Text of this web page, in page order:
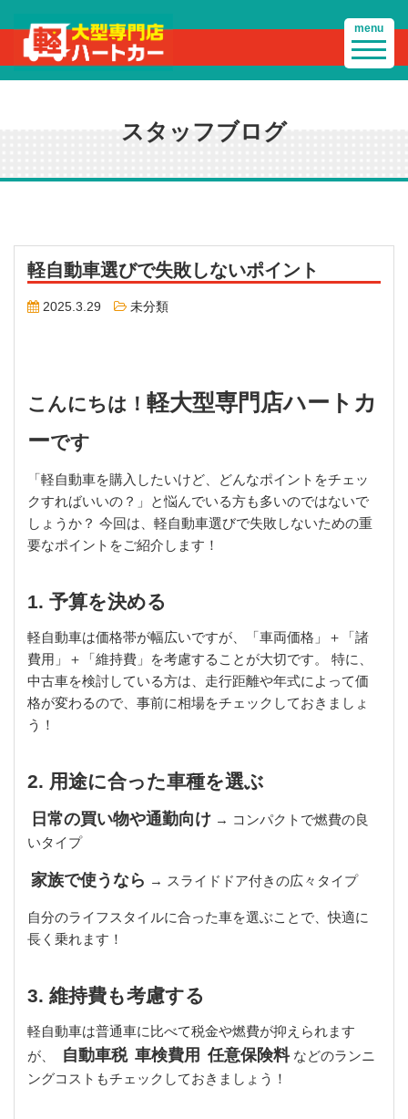
menu
スタッフブログ
軽自動車選びで失敗しないポイント
2025.3.29 未分類
こんにちは！ 軽大型専門店ハートカ
ーです
「軽自動車を購入したいけど、どんなポイントをチェッ
クすればいいの？」と悩んでいる方も多いのではないで
しょうか？ 今回は、軽自動車選びで失敗しないための重
要なポイントをご紹介します！
1. 予算を決める
軽自動車は価格帯が幅広いですが、「車両価格」＋「諸
費用」＋「維持費」を考慮することが大切です。 特に、
中古車を検討している方は、走行距離や年式によって価
格が変わるので、事前に相場をチェックしておきましょ
う！
2. 用途に合った車種を選ぶ
日常の買い物や通勤向け → コンパクトで燃費の良
いタイプ
家族で使うなら → スライドドア付きの広々タイプ
自分のライフスタイルに合った車を選ぶことで、快適に
長く乗れます！
3. 維持費も考慮する
軽自動車は普通車に比べて税金や燃費が抑えられます
が、
自動車税 車検費用 任意保険料などのランニ
ングコストもチェックしておきましょう！